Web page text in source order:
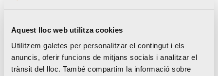
Aquest lloc web utilitza cookies
Utilitzem galetes per personalitzar el contingut i els
anuncis, oferir funcions de mitjans socials i analitzar el
trànsit del lloc. També compartim la informació sobre
córrer enguany dins del termini previst tindran la
seua plaça reservada, encara que, si arribada la